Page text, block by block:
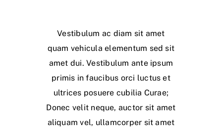
Vestibulum ac diam sit amet
quam vehicula elementum sed sit
amet dui. Vestibulum ante ipsum
primis in faucibus orci luctus et
ultrices posuere cubilia Curae;
Donec velit neque, auctor sit amet
aliquam vel, ullamcorper sit amet